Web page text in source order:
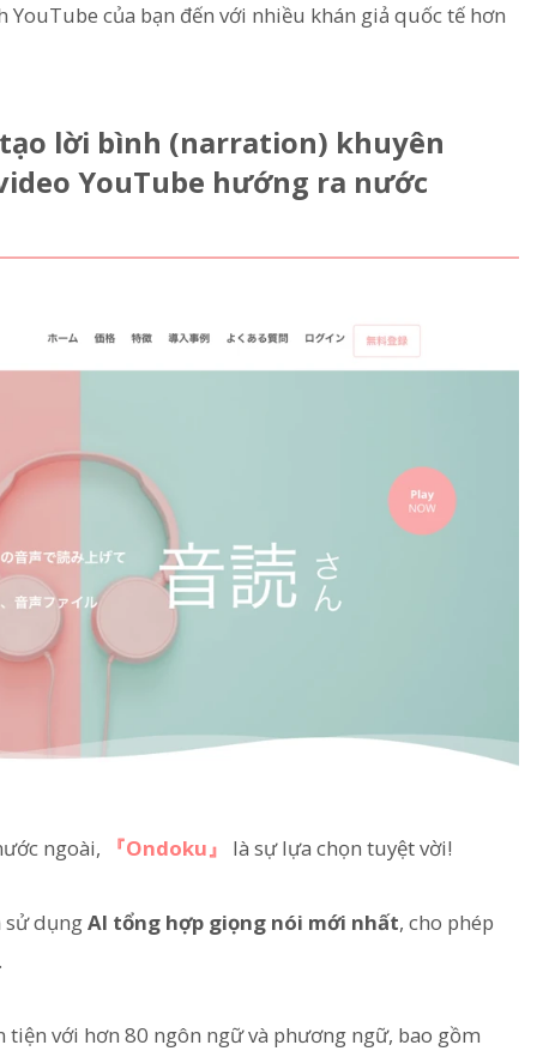
YouTube của bạn đến với nhiều khán giả quốc tế hơn
tạo lời bình (narration) khuyên
YouTube hướng ra nước
ngoài, 『Ondoku』 là sự lựa chọn tuyệt vời!
sử dụngAI tổng hợp giọng nói mới nhất, cho phép
tiện với hơn 80 ngôn ngữ và phương ngữ, bao gồm